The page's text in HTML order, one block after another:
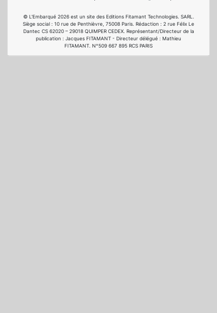
© L'Embarqué 2026 est un site des Editions Fitamant Technologies. SARL.
Siège social : 10 rue de Penthièvre, 75008 Paris. Rédaction : 2 rue Félix Le
Dantec CS 62020 – 29018 QUIMPER CEDEX. Représentant/Directeur de la
publication : Jacques FITAMANT - Directeur délégué : Mathieu
FITAMANT. N°509 667 895 RCS PARIS